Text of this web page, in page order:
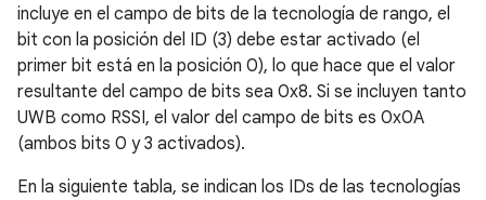
incluye en el campo de bits de la tecnología de rango, el
bit con la posición del ID (3) debe estar activado (el
primer bit está en la posición 0), lo que hace que el valor
resultante del campo de bits sea 0x8. Si se incluyen tanto
UWB como RSSI, el valor del campo de bits es 0x0A
(ambos bits 0 y 3 activados).
En la siguiente tabla, se indican los IDs de las tecnologías